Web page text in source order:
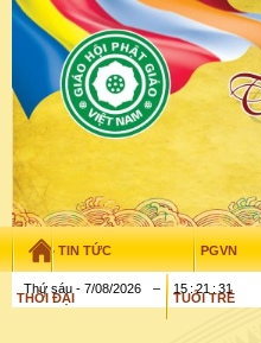
TIN TỨC PGVN
THỜI ĐẠI TUỔI TRẺ
Thứ sáu - 7/08/2026 – 15 : 21 : 32